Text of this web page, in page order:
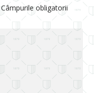
Câmpurile obligatorii